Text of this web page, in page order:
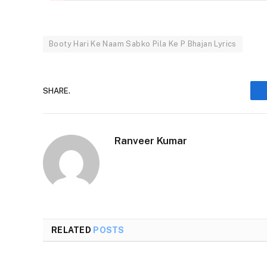
Booty Hari Ke Naam Sabko Pila Ke P Bhajan Lyrics
SHARE.
Ranveer Kumar
RELATED POSTS